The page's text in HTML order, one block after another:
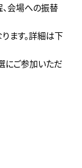
会場への振替
ます。詳細は下
にご参加いただ